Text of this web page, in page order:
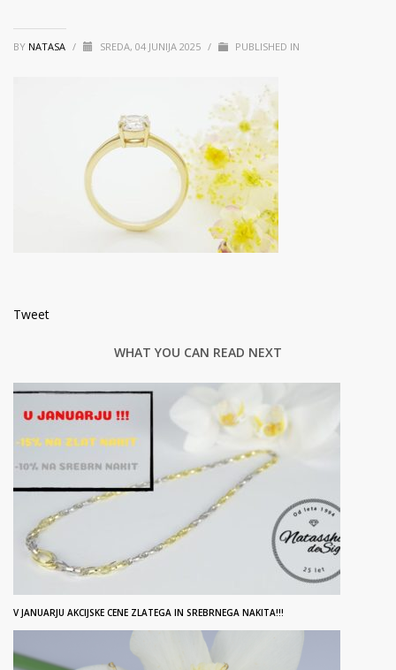
BY NATASA / SREDA, 04 JUNIJA 2025 / PUBLISHED IN
Tweet
WHAT YOU CAN READ NEXT
V JANUARJU AKCIJSKE CENE ZLATEGA IN SREBRNEGA NAKITA!!!